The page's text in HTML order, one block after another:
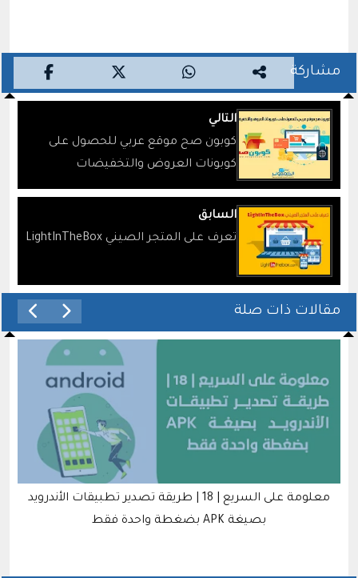
مشاركة
التالي
كوبون صح موقع عربي للحصول على
كوبونات العروض والتخفيضات
السابق
تعرف على المتجر الصيني LightInTheBox
مقالات ذات صلة
معلومة على السريع | 18 | طريقة تصدير تطبيقات الأندرويد
بصيغة APK بضغطة واحدة فقط